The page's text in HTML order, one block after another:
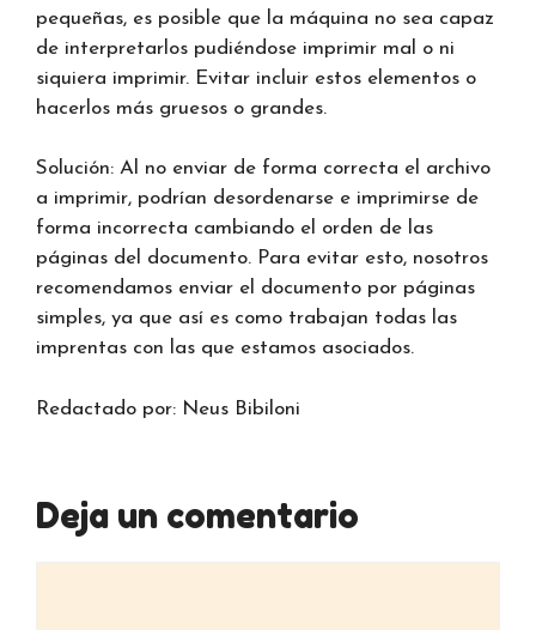
pequeñas, es posible que la máquina no sea capaz
de interpretarlos pudiéndose imprimir mal o ni
siquiera imprimir. Evitar incluir estos elementos o
hacerlos más gruesos o grandes.
Solución: Al no enviar de forma correcta el archivo
a imprimir, podrían desordenarse e imprimirse de
forma incorrecta cambiando el orden de las
páginas del documento. Para evitar esto, nosotros
recomendamos enviar el documento por páginas
simples, ya que así es como trabajan todas las
imprentas con las que estamos asociados.
Redactado por: Neus Bibiloni
Deja un comentario